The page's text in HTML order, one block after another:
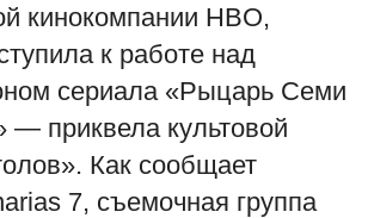
кинокомпании HBO,
к работе над
сериала «Рыцарь Семи
— приквела культовой
Как сообщает
7, съемочная группа